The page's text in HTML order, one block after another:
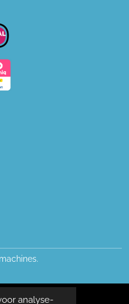
analyse-